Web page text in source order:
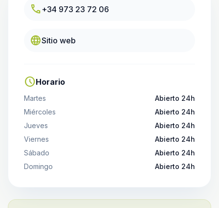
call +34 973 23 72 06
languageSitio web
scheduleHorario
Martes
Abierto 24h
Miércoles
Abierto 24h
Jueves
Abierto 24h
Viernes
Abierto 24h
Sábado
Abierto 24h
Domingo
Abierto 24h